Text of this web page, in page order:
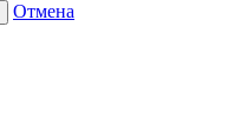
Отмена